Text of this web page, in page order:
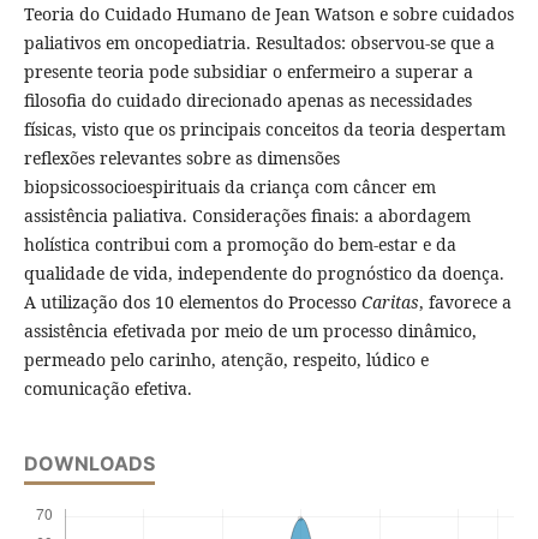
Teoria do Cuidado Humano de Jean Watson e sobre cuidados
paliativos em oncopediatria. Resultados: observou-se que a
presente teoria pode subsidiar o enfermeiro a superar a
filosofia do cuidado direcionado apenas as necessidades
físicas, visto que os principais conceitos da teoria despertam
reflexões relevantes sobre as dimensões
biopsicossocioespirituais da criança com câncer em
assistência paliativa. Considerações finais: a abordagem
holística contribui com a promoção do bem-estar e da
qualidade de vida, independente do prognóstico da doença.
A utilização dos 10 elementos do Processo Caritas, favorece a
assistência efetivada por meio de um processo dinâmico,
permeado pelo carinho, atenção, respeito, lúdico e
comunicação efetiva.
DOWNLOADS